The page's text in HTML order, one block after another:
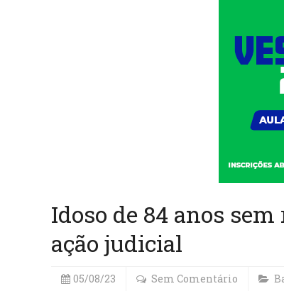
Idoso de 84 anos
ação judicial
05/08/23 Sem Comentário